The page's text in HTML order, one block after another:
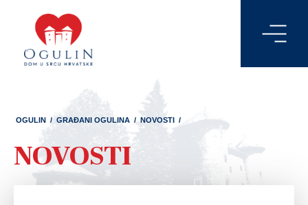
OGULIN / GRAĐANI OGULINA / NOVOSTI /
NOVOSTI